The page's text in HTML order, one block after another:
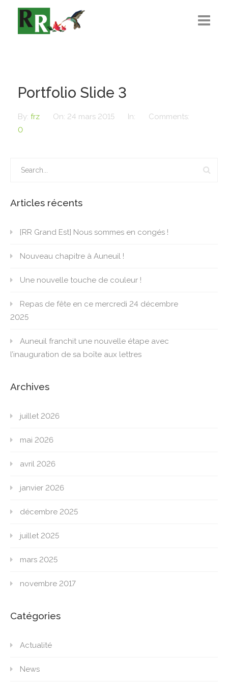
Recrutement
Contact
Portfolio Slide 3
By: frz On: 24 mars 2015 In:
Comments:
0
Articles récents
[RR Grand Est] Nous sommes en congés !
Nouveau chapitre à Auneuil !
Une nouvelle touche de couleur !
Repas de fête en ce mercredi 24 décembre
2025
Auneuil franchit une nouvelle étape avec
l’inauguration de sa boîte aux lettres
Archives
juillet 2026
mai 2026
avril 2026
janvier 2026
décembre 2025
juillet 2025
mars 2025
novembre 2017
Catégories
Actualité
News